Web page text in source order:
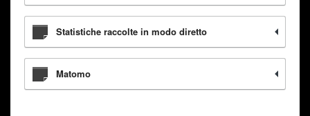
Statistiche raccolte in modo diretto
Matomo